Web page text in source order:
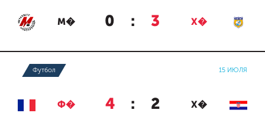
М� 0 : 3 Х�
Футбол 15 ИЮЛЯ
Ф� 4 : 2 Х�